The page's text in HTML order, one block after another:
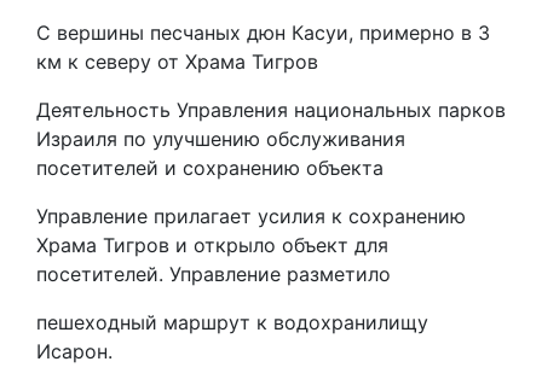
С вершины песчаных дюн Касуи, примерно в 3
км к северу от Храма Тигров
Деятельность Управления национальных парков
Израиля по улучшению обслуживания
посетителей и сохранению объекта
Управление прилагает усилия к сохранению
Храма Тигров и открыло объект для
посетителей. Управление разметило
пешеходный маршрут к водохранилищу
Исарон.